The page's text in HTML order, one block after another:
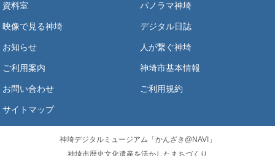
資料室 パノラマ神埼
映像で見る神埼 デジタル日誌
お知らせ 人が繋ぐ神埼
ご利用案内 神埼市基本情報
お問い合わせ ご利用規約
サイトマップ
神埼デジタルミュージアム「かんざき@NAVI」
神埼市歴史文化遺産を活かしたまちづくり